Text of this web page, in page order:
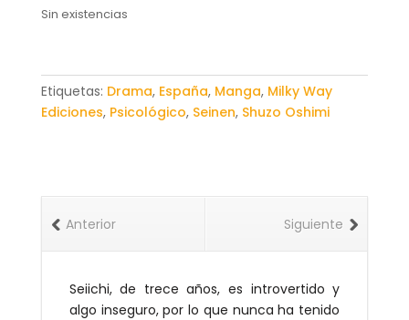
Sin existencias
Etiquetas: Drama, España, Manga, Milky Way
Ediciones, Psicológico, Seinen, Shuzo Oshimi
Siguiente
Anterior
Seiichi, de trece años, es introvertido y
algo inseguro, por lo que nunca ha tenido